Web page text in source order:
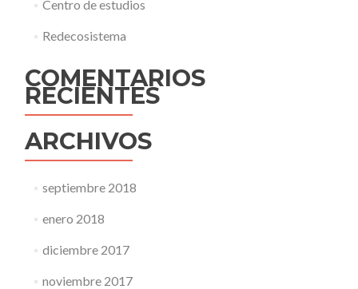
Centro de estudios
Redecosistema
COMENTARIOS
RECIENTES
ARCHIVOS
septiembre 2018
enero 2018
diciembre 2017
noviembre 2017